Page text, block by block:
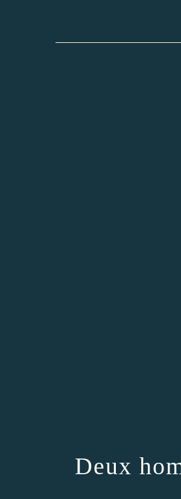
Deux